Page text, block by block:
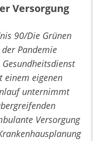
Versorgung
90/Die Grünen
Pandemie
einem eigenen
unternimmt
Versorgung